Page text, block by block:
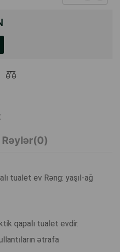
Rəylər(0)
tualet ev Rəng: yaşıl-ağ
qapalı tualet evdir.
ətrafa